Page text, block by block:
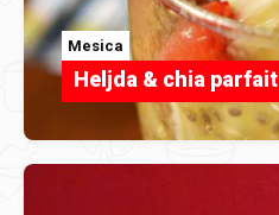
Mesica
Heljda & chia parfait